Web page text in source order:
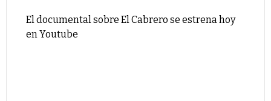
El documental sobre El Cabrero se estrena hoy
en Youtube